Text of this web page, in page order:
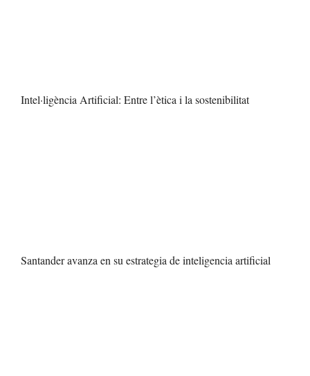
Intel·ligència Artificial: Entre l’ètica i la sostenibilitat
Santander avanza en su estrategia de inteligencia artificial